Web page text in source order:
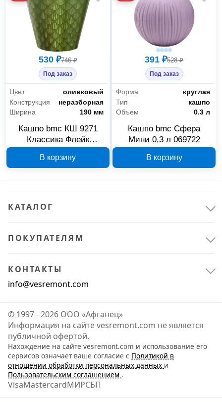
Всё для сада 4
Украшения для сада
Уход за растениями
530 ₽746 ₽
Под заказ
Цвет
оливковый
Конструкция
неразборная
Ширина
190 мм
Кашпо bmc КШ 9271
Классика Флейк
В корзину
391 ₽528 ₽
Под заказ
Форма
круглая
Тип
кашпо
Объем
0.3 л
Кашпо bmc Сфера
Мини 0,3 л 069722
В корзину
КАТАЛОГ
ПОКУПАТЕЛЯМ
КОНТАКТЫ
info@vesremont.com
© 1997 - 2026 ООО «Афганец»
Информация на сайте vesremont.com не является
публичной офертой.
Нахождение на сайте vesremont.com и использование его
сервисов означает ваше согласие с Политикой в
отношении обработки персональных данных и
Пользовательским соглашением .
VisaMastercardМИРСБП